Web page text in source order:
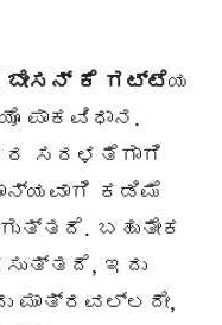
ಬೇಸನ್ ಕೆ ಗಟ್ಟೆಯ
ಪಾಕವಿಧಾನ.
ಸರಳತೆಗಾಗಿ
ಕಡಿಮೆ
ಬಹುತೇಕ
ಇದು
ಮಾತ್ರವಲ್ಲದೇ,